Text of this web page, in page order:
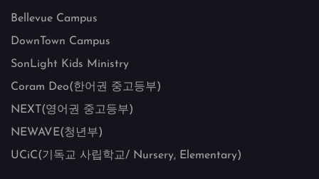
Bellevue Campus
DownTown Campus
SonLight Kids Ministry
Coram Deo(한어권 중고등부)
NEXT(영어권 중고등부)
NEWAVE(청년부)
UCiC(기독교 사립학교/ Nursery, Elementary)